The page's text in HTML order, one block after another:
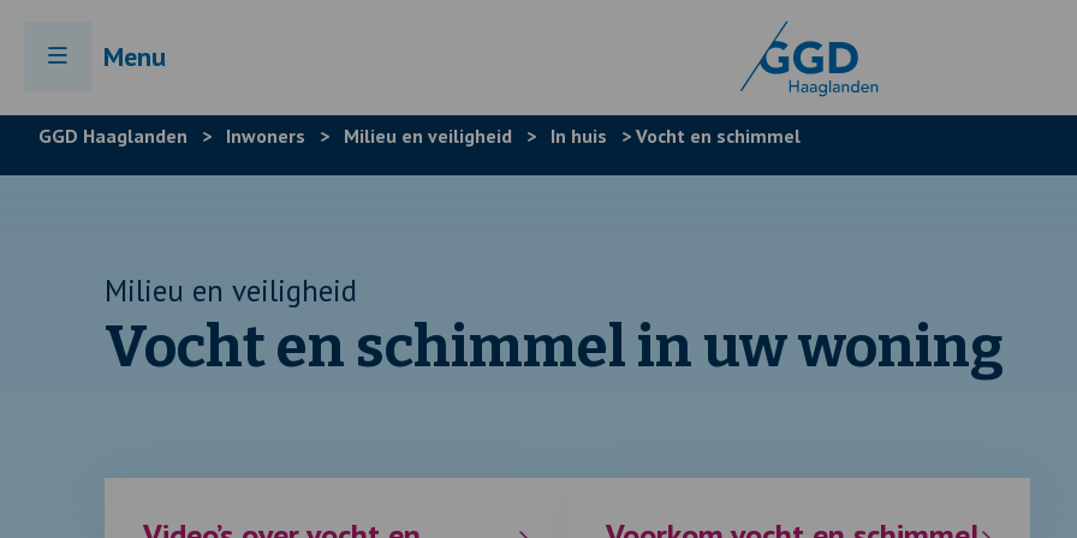
Menu
GGD Haaglanden > Inwoners > Milieu en veiligheid > In huis > Vocht en schimmel
Milieu en veiligheid
Vocht en schimmel in uw woning